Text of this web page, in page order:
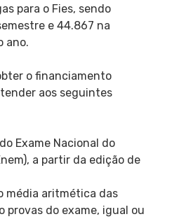
para o Fies, sendo
e 44.867 na
ano.
o financiamento
aos seguintes
Exame Nacional do
a partir da edição de
média aritmética das
provas do exame, igual ou